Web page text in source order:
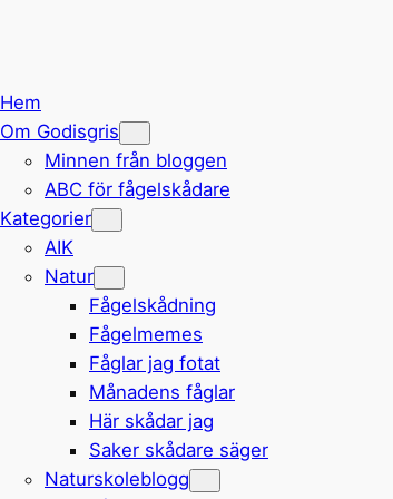
Hem
Om Godisgris
Minnen från bloggen
ABC för fågelskådare
Kategorier
AIK
Natur
Fågelskådning
Fågelmemes
Fåglar jag fotat
Månadens fåglar
Här skådar jag
Saker skådare säger
Naturskoleblogg